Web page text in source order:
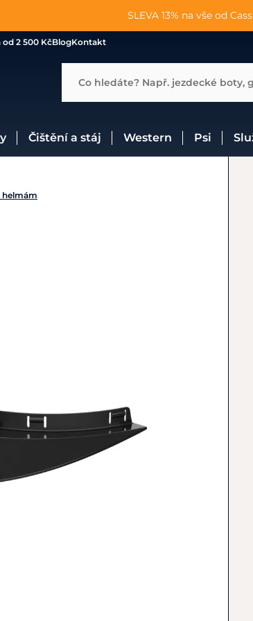
SLEVA 13% na vše od
😮 CRAZY SLEVY AŽ 70%
📐Pasování a doplňky k vybraným
od 2 500 KčBlogKontakt
Co hledáte? Např. jezdecké boty,
Čištění a stáj Western Psi
helmám